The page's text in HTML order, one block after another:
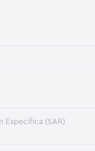
Específica (SAR)